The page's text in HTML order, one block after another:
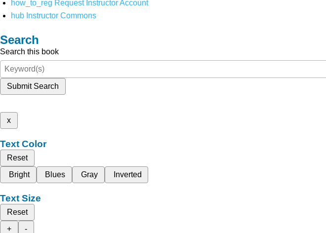
how_to_reg Request Instructor Account
hub Instructor Commons
Search
Search this book
Submit Search
x
Text Color
Reset
Bright
Blues Gray Inverted
Text Size
Reset
+
-